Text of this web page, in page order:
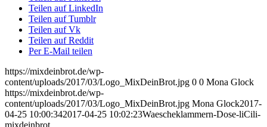
Teilen auf LinkedIn
Teilen auf Tumblr
Teilen auf Vk
Teilen auf Reddit
Per E-Mail teilen
https://mixdeinbrot.de/wp-
content/uploads/2017/03/Logo_MixDeinBrot.jpg 0 0 Mona Glock
https://mixdeinbrot.de/wp-
content/uploads/2017/03/Logo_MixDeinBrot.jpg Mona Glock2017-
04-25 10:00:342017-04-25 10:02:23Waescheklammern-Dose-liCili-